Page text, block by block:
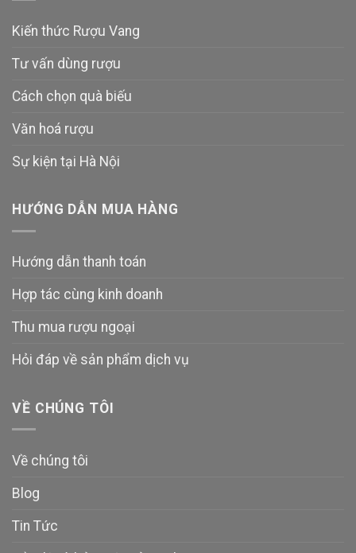
Kiến thức Rượu Vang
Tư vấn dùng rượu
Cách chọn quà biếu
Văn hoá rượu
Sự kiện tại Hà Nội
HƯỚNG DẪN MUA HÀNG
Hướng dẫn thanh toán
Hợp tác cùng kinh doanh
Thu mua rượu ngoại
Hỏi đáp về sản phẩm dịch vụ
VỀ CHÚNG TÔI
Về chúng tôi
Blog
Tin Tức